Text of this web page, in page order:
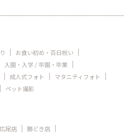
お食い初め・百日祝い
入園・入学 / 卒園・卒業
成人式フォト
マタニティフォト
ペット撮影
広尾店
勝どき店